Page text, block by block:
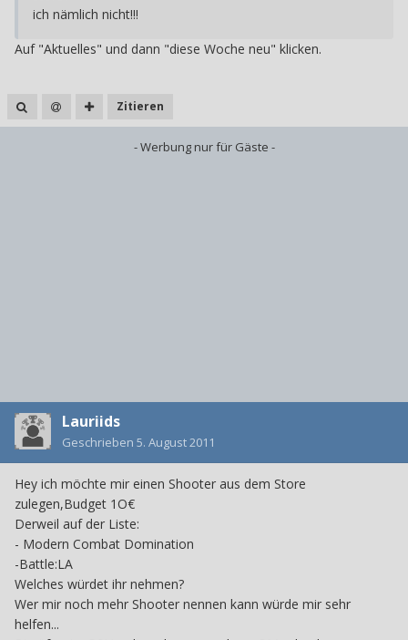
ich nämlich nicht!!!
Auf "Aktuelles" und dann "diese Woche neu" klicken.
Zitieren
- Werbung nur für Gäste -
Lauriids
Geschrieben 5. August 2011
Hey ich möchte mir einen Shooter aus dem Store
zulegen,Budget 1O€
Derweil auf der Liste:
- Modern Combat Domination
-Battle:LA
Welches würdet ihr nehmen?
Wer mir noch mehr Shooter nennen kann würde mir sehr
helfen...